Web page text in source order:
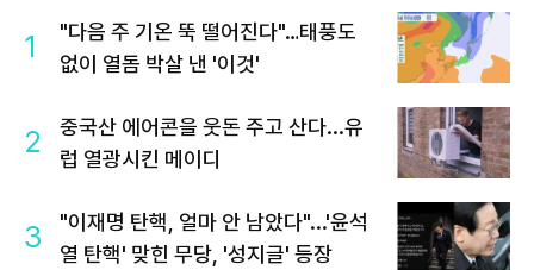
1
"다음 주 기온 뚝 떨어진다"…태풍도
없이 열돔 박살 낸 '이것'
2
중국산 에어콘을 웃돈 주고 산다...유
럽 열광시킨 메이디
3
"이재명 탄핵, 얼마 안 남았다"...'윤석
열 탄핵' 맞힌 무당, '성지글' 등장